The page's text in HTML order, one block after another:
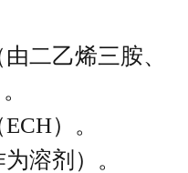
二乙烯三胺、
）。
溶剂）。